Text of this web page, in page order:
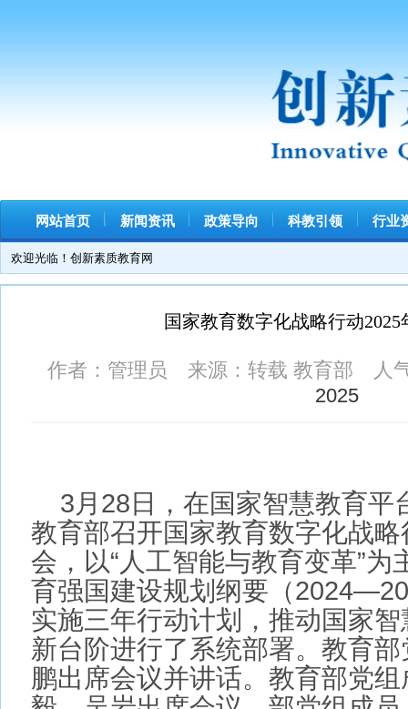
网站首页 新闻资讯 政策导向 科教引领 行业资讯
国家教育数字化战略行动2025年部
作者：管理员 来源：转载 教育部 人气：
2025
教育部召开国家教育数字化战略行
会，以“人工智能与教育变革”为主
育强国建设规划纲要（2024—2035
实施三年行动计划，推动国家智慧
新台阶进行了系统部署。教育部党
鹏出席会议并讲话。教育部党组成
毅、吴岩出席会议。部党组成员、
会议。